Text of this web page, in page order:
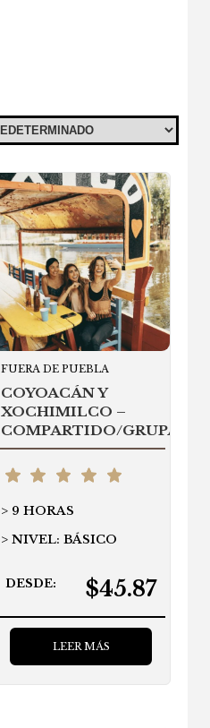
FUERA DE PUEBLA
COYOACÁN Y
XOCHIMILCO –
COMPARTIDO/GRUPAL
9 HORAS
NIVEL: BÁSICO
DESDE: $45.87
LEER MÁS